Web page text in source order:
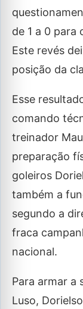
de 1 a 0 para
Este revés
posição da
Esse
comando
treinador
preparação
goleiros
também a
segundo a
fraca
nacional.
Para armar a
Luso,